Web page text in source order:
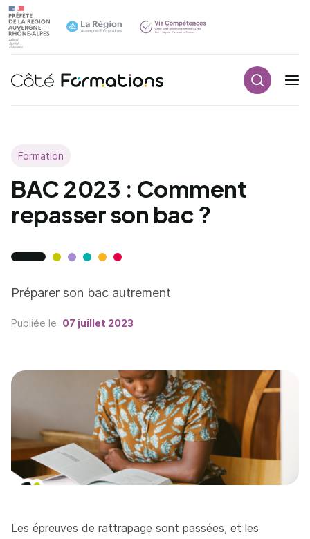
Aller au contenu principal
Navigation principale
Aller au contenu principal
Formation
BAC 2023 : Comment
repasser son bac ?
Préparer son bac autrement
Publiée le 07 juillet 2023
Les épreuves de rattrapage sont passées, et les